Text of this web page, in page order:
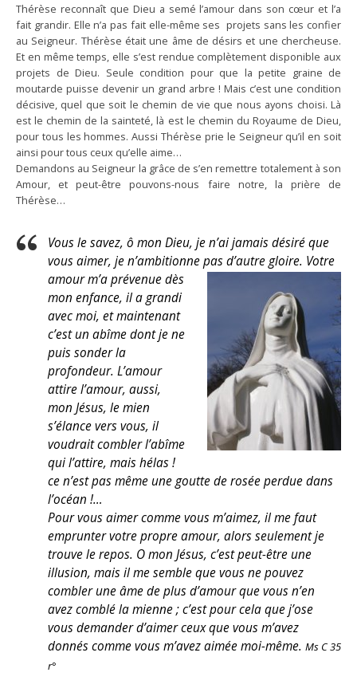
Thérèse reconnaît que Dieu a semé l’amour dans son cœur et l’a
fait grandir. Elle n’a pas fait elle-même ses projets sans les confier
au Seigneur. Thérèse était une âme de désirs et une chercheuse.
Et en même temps, elle s’est rendue complètement disponible aux
projets de Dieu. Seule condition pour que la petite graine de
moutarde puisse devenir un grand arbre ! Mais c’est une condition
décisive, quel que soit le chemin de vie que nous ayons choisi. Là
est le chemin de la sainteté, là est le chemin du Royaume de Dieu,
pour tous les hommes. Aussi Thérèse prie le Seigneur qu’il en soit
ainsi pour tous ceux qu’elle aime…
Demandons au Seigneur la grâce de s’en remettre totalement à son
Amour, et peut-être pouvons-nous faire notre, la prière de
Thérèse…
Vous le savez, ô mon Dieu, je n’ai jamais désiré que
vous aimer, je n’ambitionne pas d’autre gloire. Votre
amour m’a prévenue dès
mon enfance, il a grandi
avec moi, et maintenant
c’est un abîme dont je ne
puis sonder la
profondeur. L’amour
attire l’amour, aussi,
mon Jésus, le mien
s’élance vers vous, il
voudrait combler l’abîme
qui l’attire, mais hélas !
ce n’est pas même une goutte de rosée perdue dans
l’océan !…
Pour vous aimer comme vous m’aimez, il me faut
emprunter votre propre amour, alors seulement je
trouve le repos. O mon Jésus, c’est peut-être une
illusion, mais il me semble que vous ne pouvez
combler une âme de plus d’amour que vous n’en
avez comblé la mienne ; c’est pour cela que j’ose
vous demander d’aimer ceux que vous m’avez
donnés comme vous m’avez aimée moi-même. Ms C 35
r°